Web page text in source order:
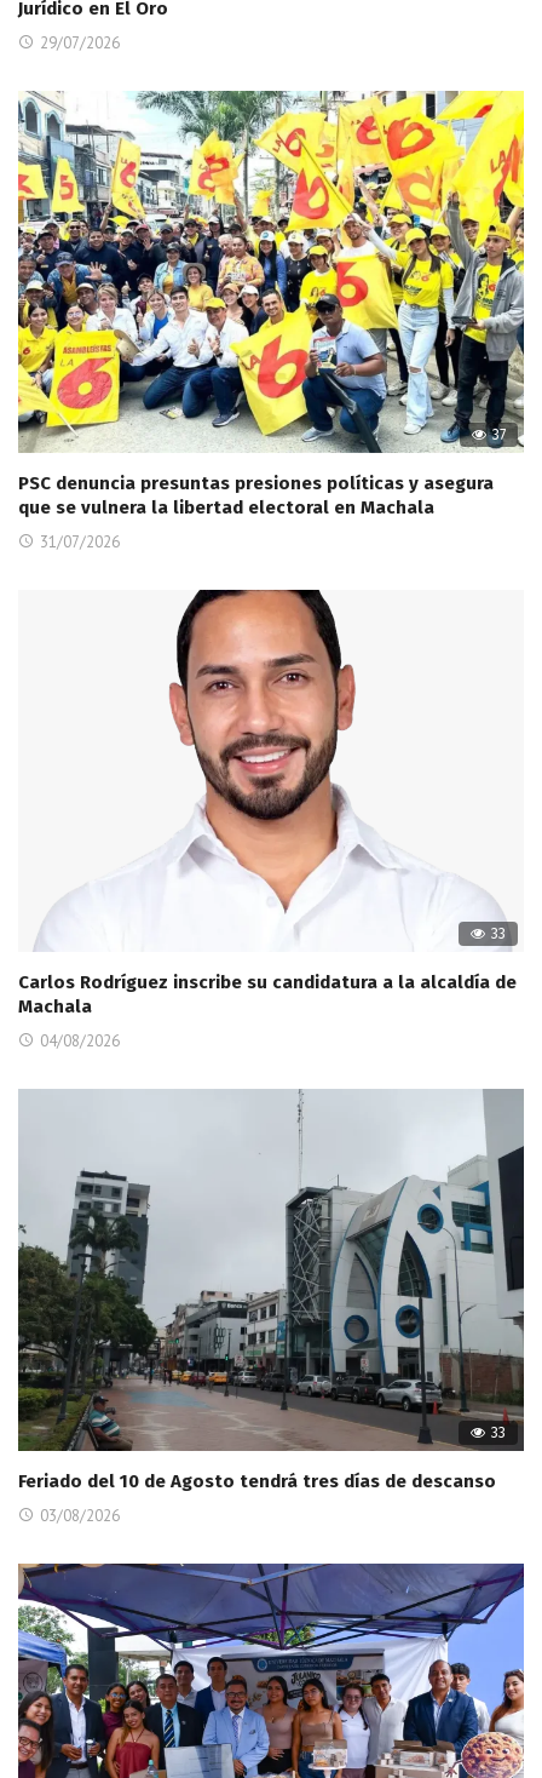
Jurídico en El Oro
29/07/2026
37
PSC denuncia presuntas presiones políticas y asegura
que se vulnera la libertad electoral en Machala
31/07/2026
33
Carlos Rodríguez inscribe su candidatura a la alcaldía de
Machala
04/08/2026
33
Feriado del 10 de Agosto tendrá tres días de descanso
03/08/2026